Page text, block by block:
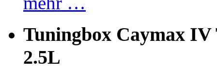
Tuningbox Caymax IV
2.5L